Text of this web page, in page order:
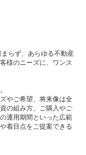
らず、あらゆる不動産
様のニーズに、ワンス
やご希望、将来像は全
の組み方、ご購入やご
運用期間といった広範
着目点をご提案できる